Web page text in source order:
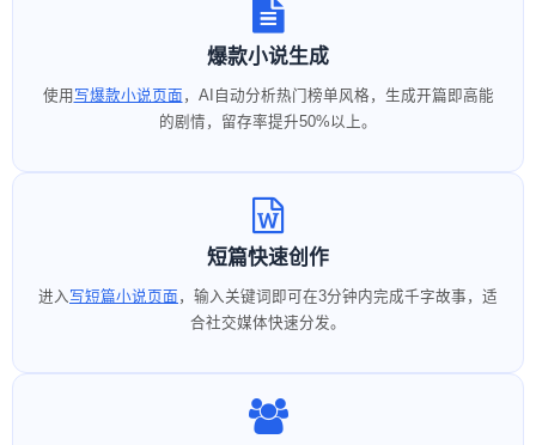
爆款小说生成
使用 写爆款小说页面 ，AI自动分析热门榜单风格，生成开篇即高能
的剧情，留存率提升50%以上。
短篇快速创作
进入 写短篇小说页面 ，输入关键词即可在3分钟内完成千字故事，适
合社交媒体快速分发。